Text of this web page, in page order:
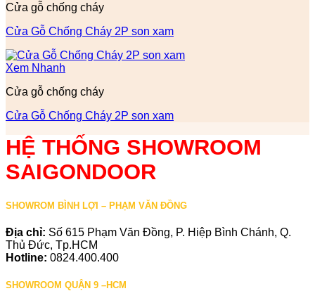
Cửa gỗ chống cháy
Cửa Gỗ Chống Cháy 2P son xam
Xem Nhanh
Cửa gỗ chống cháy
Cửa Gỗ Chống Cháy 2P son xam
HỆ THỐNG SHOWROOM
SAIGONDOOR
SHOWROM BÌNH LỢI – PHẠM VĂN ĐỒNG
Địa chỉ: Số 615 Phạm Văn Đồng, P. Hiệp Bình Chánh, Q.
Thủ Đức, Tp.HCM
Hotline: 0824.400.400
SHOWROOM QUẬN 9 –HCM